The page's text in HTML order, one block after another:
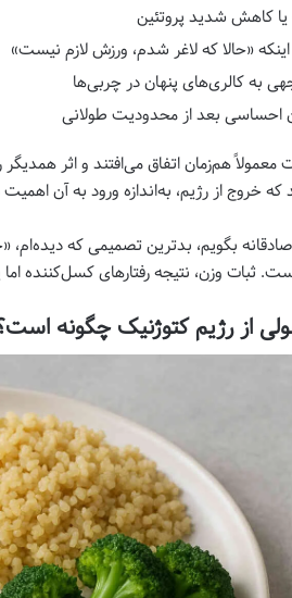
کاهش شدید پروتئین
«حالا که لاغر شدم، ورزش لازم نیست»
به کالری‌های پنهان در چربی‌ها
احساسی بعد از محدودیت طولانی
که خروج از رژیم، به‌اندازه ورود به آن اهمیت
بگویم، بدترین تصمیمی که
ثبات وزن، نتیجه رفتارهای کسل‌کننده
از رژیم کتوژنیک چگونه